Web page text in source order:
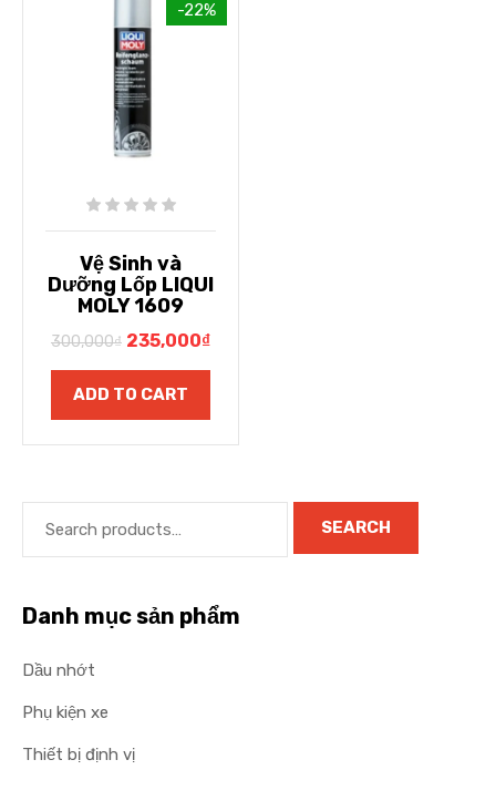
-22%
Vệ Sinh và
Dưỡng Lốp LIQUI
MOLY 1609
300,000₫ 235,000₫
ADD TO CART
SEARCH
Danh mục sản phẩm
Dầu nhớt
Phụ kiện xe
Thiết bị định vị